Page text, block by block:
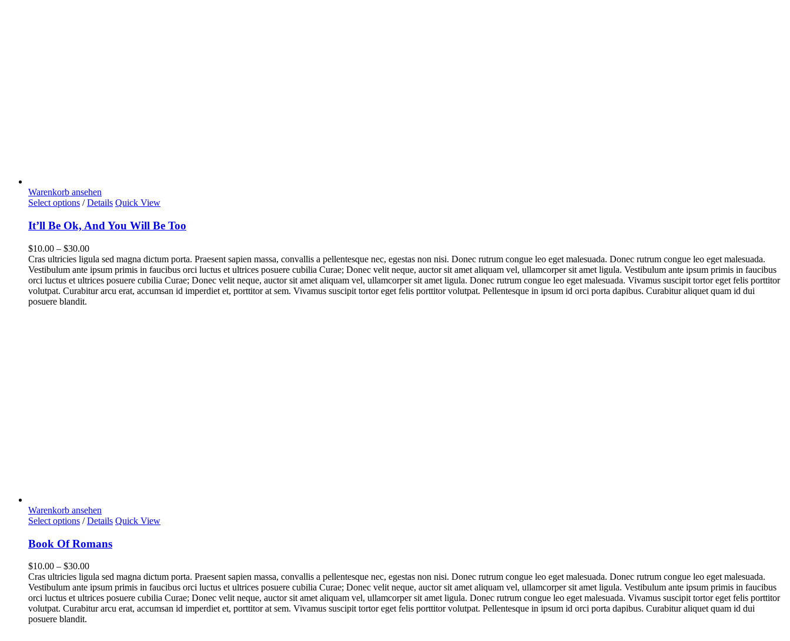
Warenkorb ansehen
Select options / Details Quick View
It’ll Be Ok, And You Will Be Too
$10.00 – $30.00
Cras ultricies ligula sed magna dictum porta. Praesent sapien massa, convallis a pellentesque nec, egestas non nisi. Donec rutrum congue leo eget malesuada. Donec rutrum congue leo eget malesuada.
Vestibulum ante ipsum primis in faucibus orci luctus et ultrices posuere cubilia Curae; Donec velit neque, auctor sit amet aliquam vel, ullamcorper sit amet ligula. Vestibulum ante ipsum primis in faucibus
orci luctus et ultrices posuere cubilia Curae; Donec velit neque, auctor sit amet aliquam vel, ullamcorper sit amet ligula. Donec rutrum congue leo eget malesuada. Vivamus suscipit tortor eget felis porttitor
volutpat. Curabitur arcu erat, accumsan id imperdiet et, porttitor at sem. Vivamus suscipit tortor eget felis porttitor volutpat. Pellentesque in ipsum id orci porta dapibus. Curabitur aliquet quam id dui
posuere blandit.
Warenkorb ansehen
Select options / Details Quick View
Book Of Romans
$10.00 – $30.00
Cras ultricies ligula sed magna dictum porta. Praesent sapien massa, convallis a pellentesque nec, egestas non nisi. Donec rutrum congue leo eget malesuada. Donec rutrum congue leo eget malesuada.
Vestibulum ante ipsum primis in faucibus orci luctus et ultrices posuere cubilia Curae; Donec velit neque, auctor sit amet aliquam vel, ullamcorper sit amet ligula. Vestibulum ante ipsum primis in faucibus
orci luctus et ultrices posuere cubilia Curae; Donec velit neque, auctor sit amet aliquam vel, ullamcorper sit amet ligula. Donec rutrum congue leo eget malesuada. Vivamus suscipit tortor eget felis porttitor
volutpat. Curabitur arcu erat, accumsan id imperdiet et, porttitor at sem. Vivamus suscipit tortor eget felis porttitor volutpat. Pellentesque in ipsum id orci porta dapibus. Curabitur aliquet quam id dui
posuere blandit.